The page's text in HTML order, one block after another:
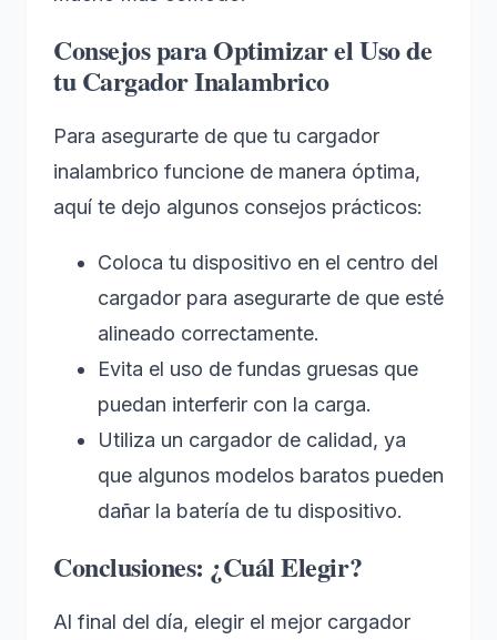
Consejos para Optimizar el Uso de
tu Cargador Inalambrico
Para asegurarte de que tu cargador
inalambrico funcione de manera óptima,
aquí te dejo algunos consejos prácticos:
Coloca tu dispositivo en el centro del
cargador para asegurarte de que esté
alineado correctamente.
Evita el uso de fundas gruesas que
puedan interferir con la carga.
Utiliza un cargador de calidad, ya
que algunos modelos baratos pueden
dañar la batería de tu dispositivo.
Conclusiones: ¿Cuál Elegir?
Al final del día, elegir el mejor cargador